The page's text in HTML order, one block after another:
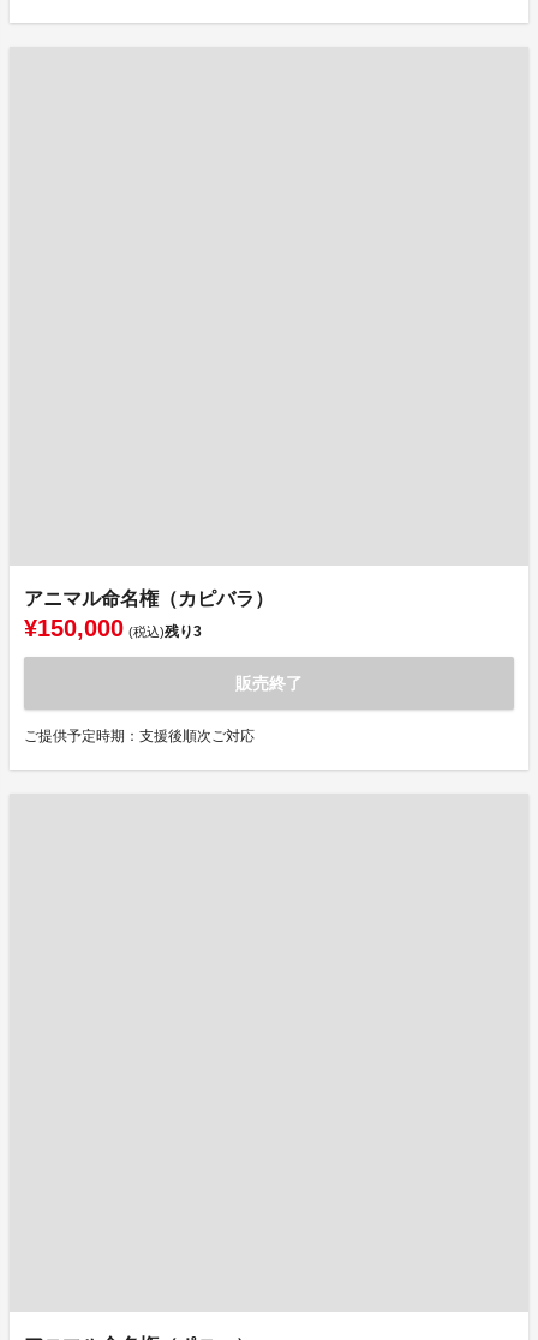
アニマル命名権（カピバラ）
¥150,000 (税込)残り3
販売終了
ご提供予定時期：支援後順次ご対応